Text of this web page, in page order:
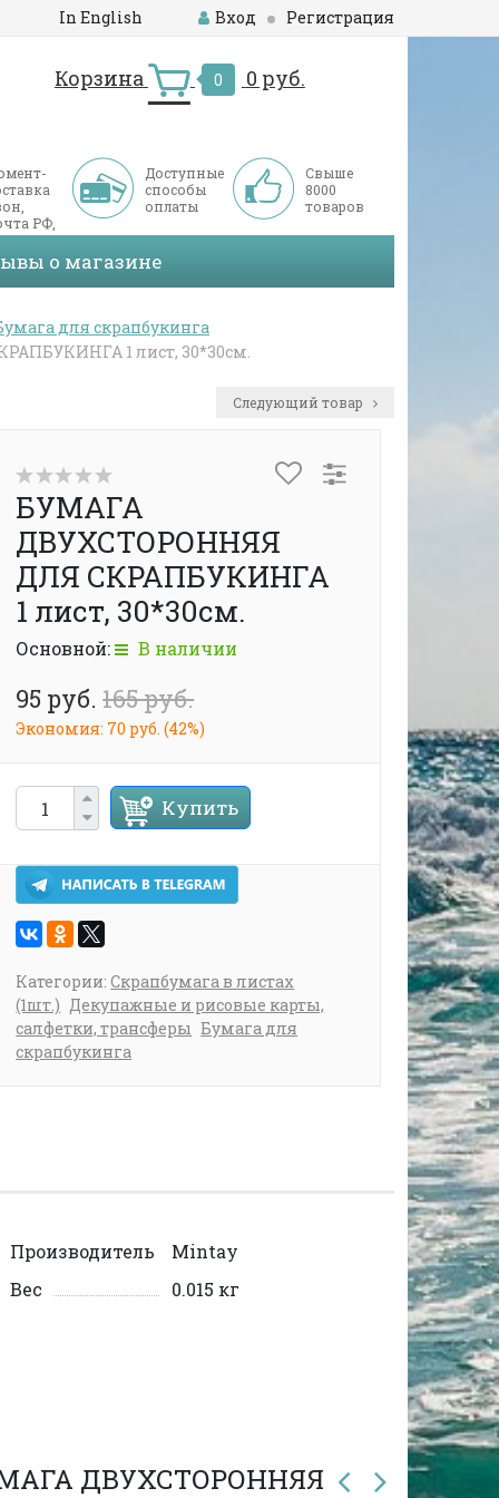
In English Вход Регистрация
Корзина 0 0 руб.
РФ,
Доступные
способы
оплаты
Свыше
8000
товаров
о магазине
для скрапбукинга
1 лист, 30*30см.
Следующий товар
БУМАГА
ДВУХСТОРОННЯЯ
ДЛЯ СКРАПБУКИНГА
1 лист, 30*30см.
Основной: В наличии
95 руб. 165 руб.
Экономия: 70 руб. (42%)
Купить
Категории:Скрапбумага в листах
(1шт.) Декупажные и рисовые карты,
салфетки, трансферы Бумага для
скрапбукинга
Производитель
Mintay
Вес
0.015 кг
ДВУХСТОРОННЯЯ